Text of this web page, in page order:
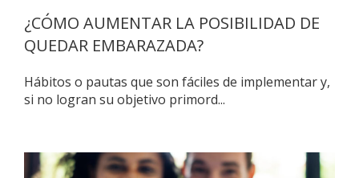
¿CÓMO AUMENTAR LA POSIBILIDAD DE
QUEDAR EMBARAZADA?
Hábitos o pautas que son fáciles de implementar y,
si no logran su objetivo primord...